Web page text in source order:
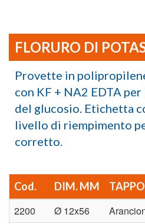
FLORURO DI
Provette in
con KF + NA2 EDTA
del glucosio. Etichetta
livello di riempimento
corretto.
Cod. DIM. MM TAPPO
2200 Ø 12x56